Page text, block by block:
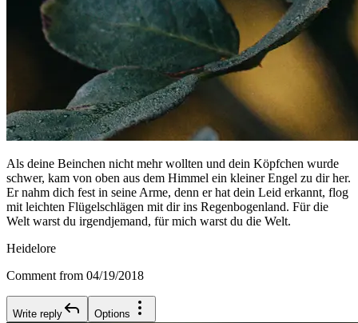
Als deine Beinchen nicht mehr wollten und dein Köpfchen wurde
schwer, kam von oben aus dem Himmel ein kleiner Engel zu dir her.
Er nahm dich fest in seine Arme, denn er hat dein Leid erkannt, flog
mit leichten Flügelschlägen mit dir ins Regenbogenland. Für die
Welt warst du irgendjemand, für mich warst du die Welt.
Heidelore
Comment from 04/19/2018
Write reply Options